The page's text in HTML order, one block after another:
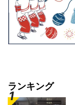
ランキング